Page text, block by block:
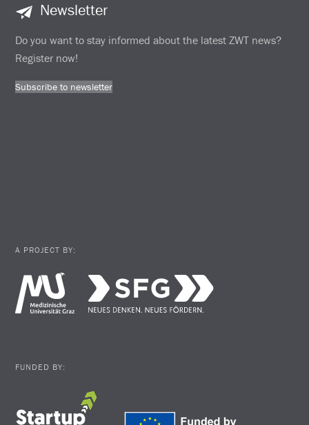
Newsletter
Do you want to stay informed about the latest ZWT news?
Register now!
Subscribe to newsletter
A PROJECT BY:
FUNDED BY: